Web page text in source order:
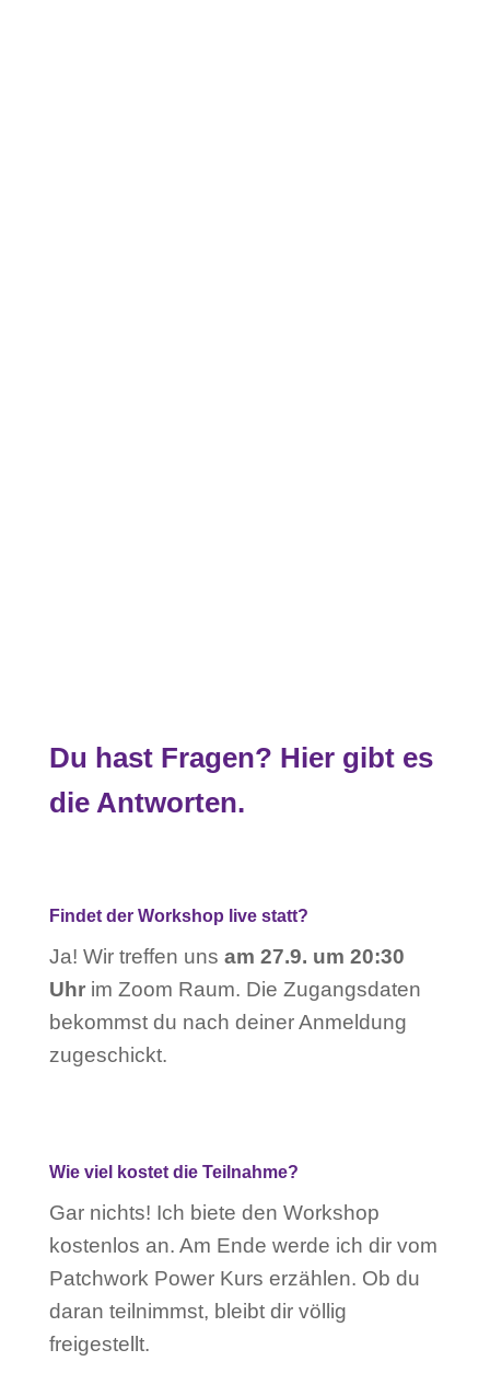
Du hast Fragen? Hier gibt es
die Antworten.
Findet der Workshop live statt?
Ja! Wir treffen uns am 27.9. um 20:30
Uhr im Zoom Raum. Die Zugangsdaten
bekommst du nach deiner Anmeldung
zugeschickt.
Wie viel kostet die Teilnahme?
Gar nichts! Ich biete den Workshop
kostenlos an. Am Ende werde ich dir vom
Patchwork Power Kurs erzählen. Ob du
daran teilnimmst, bleibt dir völlig
freigestellt.